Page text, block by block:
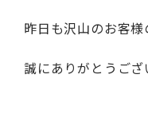
昨日も沢山のお客様
誠にありがとうござ